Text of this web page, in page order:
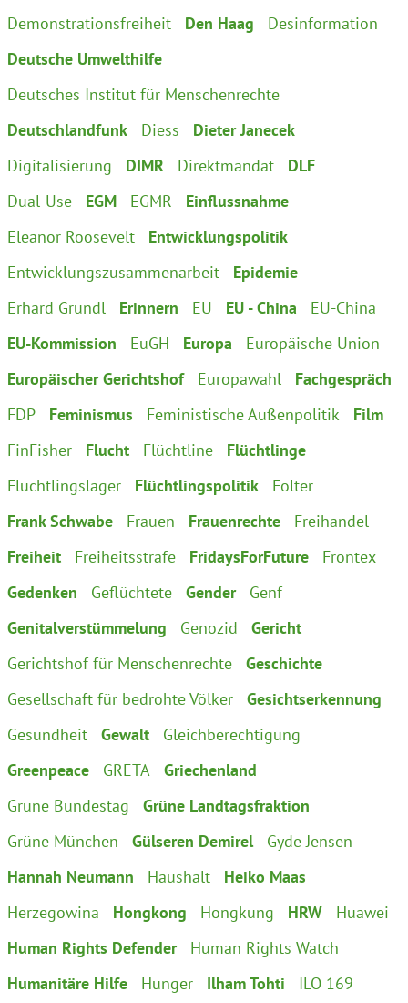
Demonstrationsfreiheit
Den Haag
Desinformation
Deutsche Umwelthilfe
Deutsches Institut für Menschenrechte
Deutschlandfunk
Diess
Dieter Janecek
Digitalisierung
DIMR Direktmandat
DLF
Dual-Use
EGM EGMR
Einflussnahme
Eleanor Roosevelt
Entwicklungspolitik
Entwicklungszusammenarbeit
Epidemie
Erhard Grundl
Erinnern EU EU - China
EU-China
EU-Kommission
EuGH Europa
Europäische Union
Europäischer Gerichtshof
Europawahl
Fachgespräch
FDP
Feminismus Feministische Außenpolitik
Film
FinFisher
Flucht Flüchtline
Flüchtlinge
Flüchtlingslager
Flüchtlingspolitik
Folter
Frank Schwabe
Frauen Frauenrechte
Freihandel
Freiheit
Freiheitsstrafe FridaysForFuture
Frontex
Gedenken
Geflüchtete Gender
Genf
Genitalverstümmelung
Genozid
Gericht
Gerichtshof für Menschenrechte
Geschichte
Gesellschaft für bedrohte Völker
Gesichtserkennung
Gesundheit
Gewalt
Gleichberechtigung
Greenpeace
GRETA
Griechenland
Grüne Bundestag
Grüne Landtagsfraktion
Grüne München
Gülseren Demirel
Gyde Jensen
Hannah Neumann
Haushalt
Heiko Maas
Herzegowina
Hongkong Hongkung HRW
Huawei
Human Rights Defender
Human Rights Watch
Humanitäre Hilfe
Hunger Ilham Tohti ILO 169